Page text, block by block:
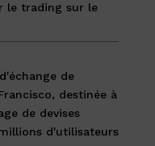
le trading sur le
de
destinée à
de devises
d'utilisateurs